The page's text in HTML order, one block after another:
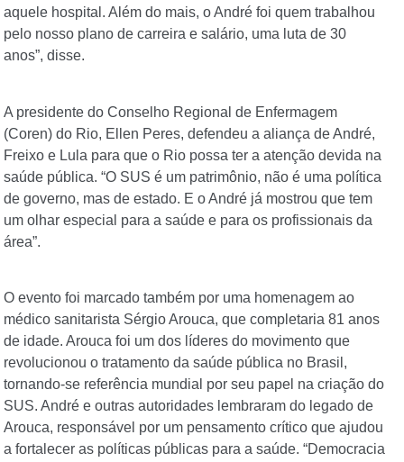
aquele hospital. Além do mais, o André foi quem trabalhou
pelo nosso plano de carreira e salário, uma luta de 30
anos”, disse.
A presidente do Conselho Regional de Enfermagem
(Coren) do Rio, Ellen Peres, defendeu a aliança de André,
Freixo e Lula para que o Rio possa ter a atenção devida na
saúde pública. “O SUS é um patrimônio, não é uma política
de governo, mas de estado. E o André já mostrou que tem
um olhar especial para a saúde e para os profissionais da
área”.
O evento foi marcado também por uma homenagem ao
médico sanitarista Sérgio Arouca, que completaria 81 anos
de idade. Arouca foi um dos líderes do movimento que
revolucionou o tratamento da saúde pública no Brasil,
tornando-se referência mundial por seu papel na criação do
SUS. André e outras autoridades lembraram do legado de
Arouca, responsável por um pensamento crítico que ajudou
a fortalecer as políticas públicas para a saúde. “Democracia